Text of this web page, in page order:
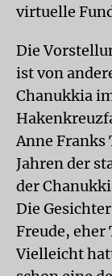
virtuelle
Die
ist von
Chanukkia
Anne Franks
Jahren der
der
Die
Freude, eher
Vielleicht